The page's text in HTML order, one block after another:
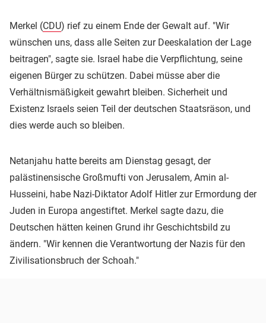
Merkel (CDU) rief zu einem Ende der Gewalt auf. "Wir
wünschen uns, dass alle Seiten zur Deeskalation der Lage
beitragen", sagte sie. Israel habe die Verpflichtung, seine
eigenen Bürger zu schützen. Dabei müsse aber die
Verhältnismäßigkeit gewahrt bleiben. Sicherheit und
Existenz Israels seien Teil der deutschen Staatsräson, und
dies werde auch so bleiben.
Netanjahu hatte bereits am Dienstag gesagt, der
palästinensische Großmufti von Jerusalem, Amin al-
Husseini, habe Nazi-Diktator Adolf Hitler zur Ermordung der
Juden in Europa angestiftet. Merkel sagte dazu, die
Deutschen hätten keinen Grund ihr Geschichtsbild zu
ändern. "Wir kennen die Verantwortung der Nazis für den
Zivilisationsbruch der Schoah."